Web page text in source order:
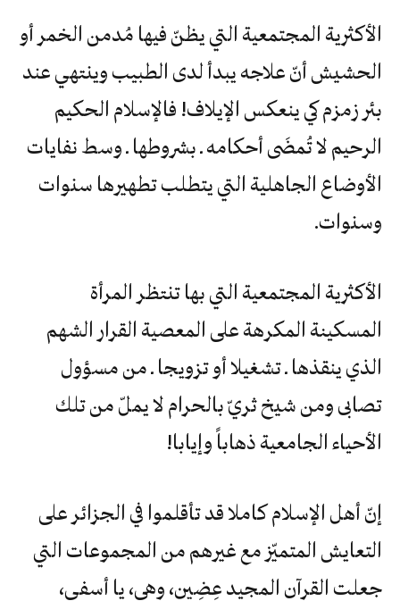
الأكثرية المجتمعية التي يظنّ فيها مُدمن الخمر أو
الحشيش أنّ علاجه يبدأ لدى الطبيب وينتهي عند
بئر زمزم كي ينعكس الإيلاف! فالإسلام الحكيم
الرحيم لا تُمضَى أحكامه ـ بشروطها ـ وسط نفايات
الأوضاع الجاهلية التي يتطلب تطهيرها سنوات
وسنوات.
الأكثرية المجتمعية التي بها تنتظر المرأة
المسكينة المكرهة على المعصية القرار الشهم
الذي ينقذها ـ تشغيلا أو تزويجا ـ من مسؤول
تصابى ومن شيخ ثريّ بالحرام لا يملّ من تلك
الأحياء الجامعية ذهاباً وإيابا!
إنّ‮ ‬أهل‮ ‬الإسلام‮ ‬كاملا‮ ‬قد‮ ‬تأقلموا‮ ‬في‮ ‬الجزائر‮ ‬على‮
‬التعايش‮ ‬المتميّز‮ ‬مع‮ ‬غيرهم‮ ‬من‮ ‬المجموعات‮ ‬التي‮
‬جعلت‮ ‬القرآن‮ ‬المجيد‮ ‬عِضِين،‮ ‬وهي،‮ ‬يا‮ ‬أسفي،‮